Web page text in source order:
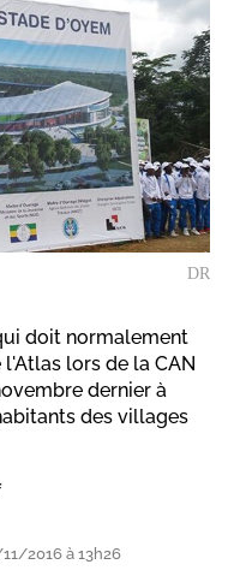
DR
doit normalement
lors de la CAN
dernier à
des villages
2016 à 13h26